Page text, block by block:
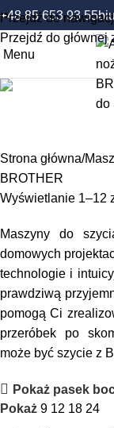
Przejdź do
Przejdź do głównej
+48 85 653 93 55
Menu
Strona główna
BROTHER
Wyświetlanie 1–12
Maszyny do
domowych
technologie i
prawdziwą
pomogą Ci
przeróbek po
może być szycie z
Pokaż pasek
Pokaż 9 12 18 24